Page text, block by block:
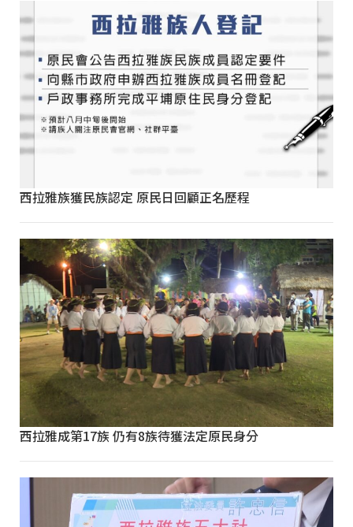
西拉雅族獲民族認定 原民日回顧正名歷程
西拉雅成第17族 仍有8族待獲法定原民身分